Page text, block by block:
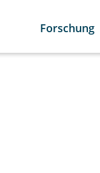
Forschung